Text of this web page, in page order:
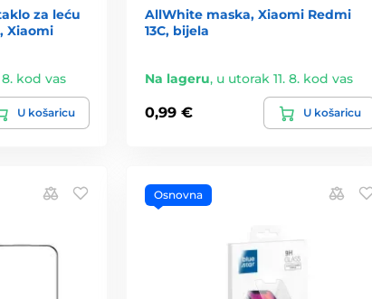
za leću
Xiaomi
8. kod vas
U košaricu
AllWhite maska, Xiaomi Redmi
13C, bijela
Na lageru, u utorak 11. 8. kod vas
0,99 € U košaricu
Osnovna